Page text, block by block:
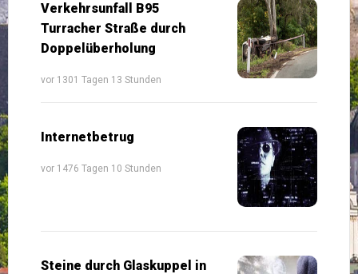
Verkehrsunfall B95
Turracher Straße durch
Doppelüberholung
vor 1301 Tagen 13 Stunden
Internetbetrug
vor 1476 Tagen 10 Stunden
Steine durch Glaskuppel in